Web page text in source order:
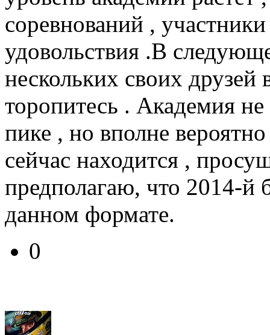
соревнований ,
удовольствия .В
нескольких своих друзей
торопитесь . Академия не
пике , но вполне
сейчас находится ,
предполагаю, что 2014-й
данном формате.
0